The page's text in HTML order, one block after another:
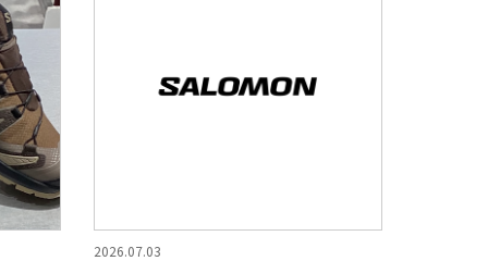
2026.07.03